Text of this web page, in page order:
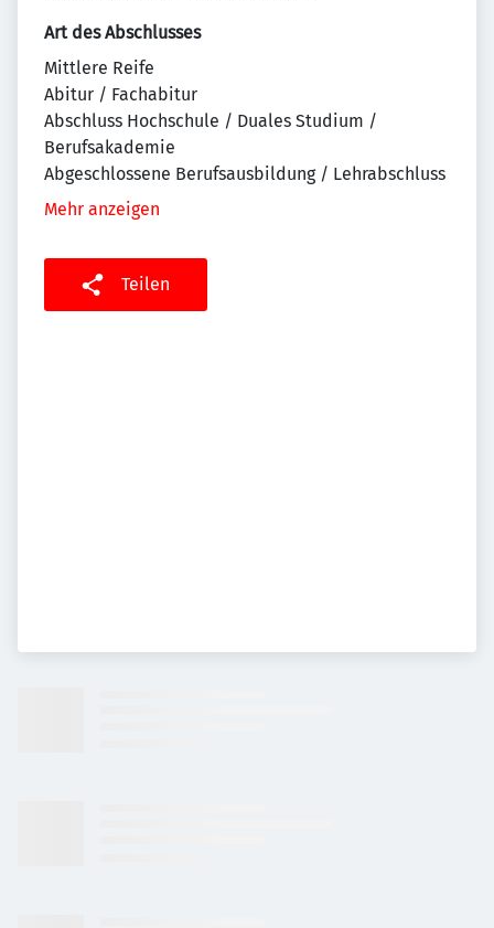
Art des Abschlusses
Mittlere Reife
Abitur / Fachabitur
Abschluss Hochschule / Duales Studium /
Berufsakademie
Abgeschlossene Berufsausbildung / Lehrabschluss
Mehr anzeigen
Teilen